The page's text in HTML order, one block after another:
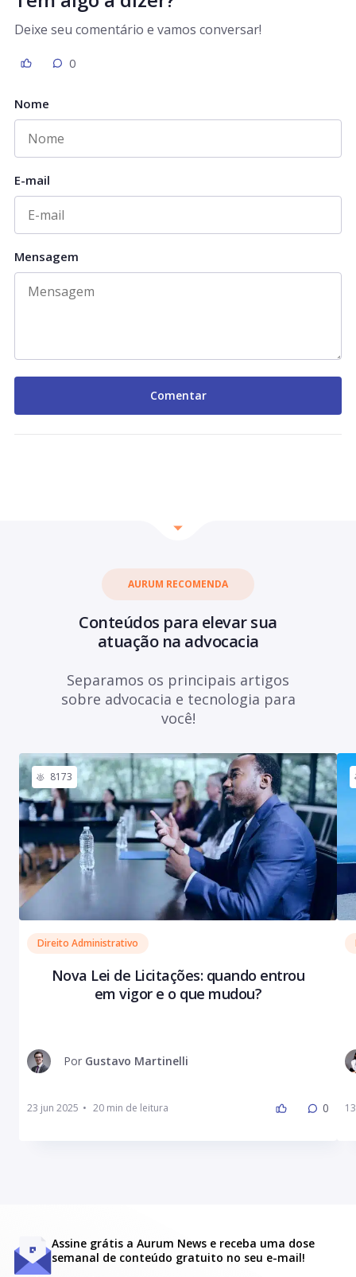
Deixe seu comentário e vamos conversar!
0
Nome
E-mail
Mensagem
AURUM RECOMENDA
Conteúdos para elevar sua
atuação na advocacia
Separamos os principais artigos
sobre advocacia e tecnologia para
você!
8173
Direito Administrativo
Nova Lei de Licitações: quando entrou
em vigor e o que mudou?
Por Gustavo Martinelli
23 jun 2025 • 0
Assine grátis a Aurum News e receba uma dose
semanal de conteúdo gratuito no seu e-mail!